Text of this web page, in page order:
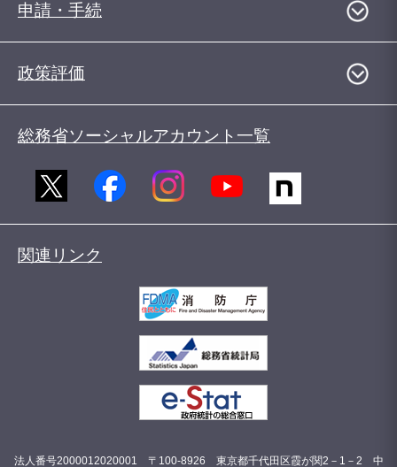
申請・手続
政策評価
総務省ソーシャルアカウント一覧
関連リンク
法人番号2000012020001 〒100-8926 東京都千代田区霞が関2－1－2 中